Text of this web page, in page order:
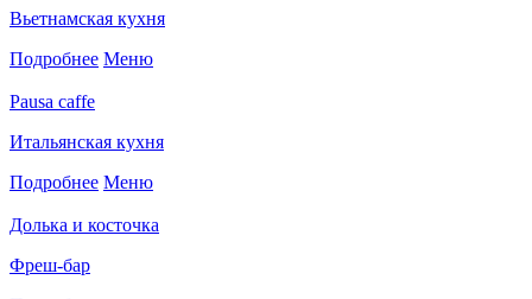
Вьетнамская кухня
Подробнее Меню
Pausa caffe
Итальянская кухня
Подробнее Меню
Долька и косточка
Фреш-бар